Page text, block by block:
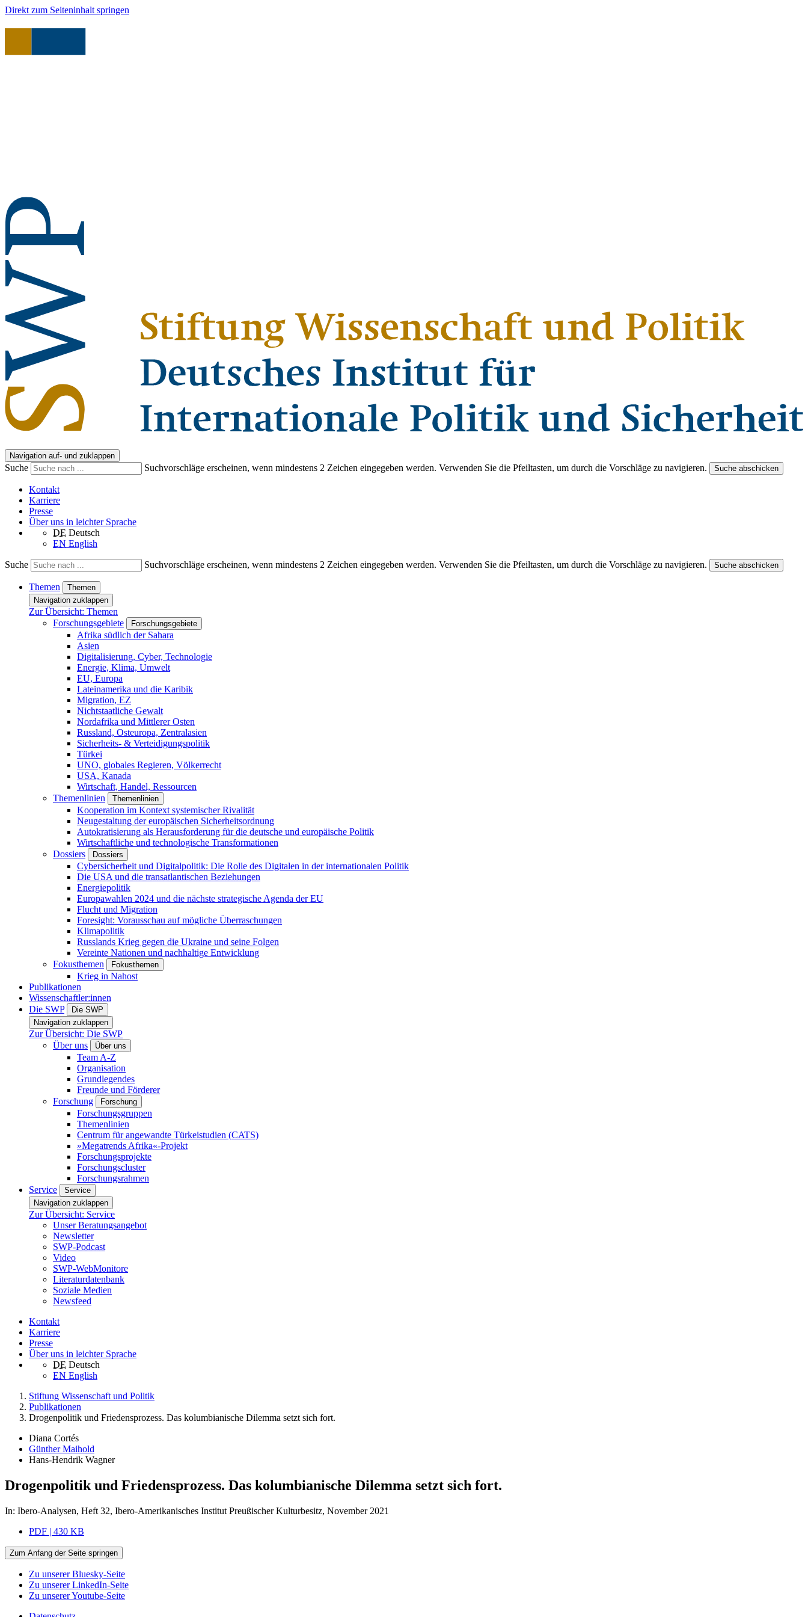
Direkt zum Seiteninhalt springen
Navigation auf- und zuklappen
Suche Suchvorschläge erscheinen, wenn mindestens 2 Zeichen eingegeben werden. Verwenden Sie die Pfeiltasten, um durch die Vorschläge zu navigieren. Suche abschicken
Kontakt
Karriere
Presse
Über uns in leichter Sprache
DE Deutsch
EN English
Suche Suchvorschläge erscheinen, wenn mindestens 2 Zeichen eingegeben werden. Verwenden Sie die Pfeiltasten, um durch die Vorschläge zu navigieren. Suche abschicken
Themen
Themen
Navigation zuklappen
Zur Übersicht: Themen
Forschungsgebiete
Forschungsgebiete
Afrika südlich der Sahara
Asien
Digitalisierung, Cyber, Technologie
Energie, Klima, Umwelt
EU, Europa
Lateinamerika und die Karibik
Migration, EZ
Nichtstaatliche Gewalt
Nordafrika und Mittlerer Osten
Russland, Osteuropa, Zentralasien
Sicherheits- & Verteidigungspolitik
Türkei
UNO, globales Regieren, Völkerrecht
USA, Kanada
Wirtschaft, Handel, Ressourcen
Themenlinien
Themenlinien
Kooperation im Kontext systemischer Rivalität
Neugestaltung der europäischen Sicherheitsordnung
Autokratisierung als Herausforderung für die deutsche und europäische Politik
Wirtschaftliche und technologische Transformationen
Dossiers
Dossiers
Cybersicherheit und Digitalpolitik: Die Rolle des Digitalen in der internationalen Politik
Die USA und die transatlantischen Beziehungen
Energiepolitik
Europawahlen 2024 und die nächste strategische Agenda der EU
Flucht und Migration
Foresight: Vorausschau auf mögliche Überraschungen
Klimapolitik
Russlands Krieg gegen die Ukraine und seine Folgen
Vereinte Nationen und nachhaltige Entwicklung
Fokusthemen
Fokusthemen
Krieg in Nahost
Publikationen
Wissenschaftler:innen
Die SWP
Die SWP
Navigation zuklappen
Zur Übersicht: Die SWP
Über uns
Über uns
Team A-Z
Organisation
Grundlegendes
Freunde und Förderer
Forschung
Forschung
Forschungsgruppen
Themenlinien
Centrum für angewandte Türkeistudien (CATS)
»Megatrends Afrika«-Projekt
Forschungsprojekte
Forschungscluster
Forschungsrahmen
Service
Service
Navigation zuklappen
Zur Übersicht: Service
Unser Beratungsangebot
Newsletter
SWP-Podcast
Video
SWP-WebMonitore
Literaturdatenbank
Soziale Medien
Newsfeed
Kontakt
Karriere
Presse
Über uns in leichter Sprache
DE Deutsch
EN English
Stiftung Wissenschaft und Politik
Publikationen
Drogenpolitik und Friedensprozess. Das kolumbianische Dilemma setzt sich fort.
Diana Cortés
Günther Maihold
Hans-Hendrik Wagner
Drogenpolitik und Friedensprozess. Das kolumbianische Dilemma setzt sich fort.
In: Ibero-Analysen, Heft 32, Ibero-Amerikanisches Institut Preußischer Kulturbesitz, November 2021
PDF | 430 KB
Zum Anfang der Seite springen
Zu unserer Bluesky-Seite
Zu unserer LinkedIn-Seite
Zu unserer Youtube-Seite